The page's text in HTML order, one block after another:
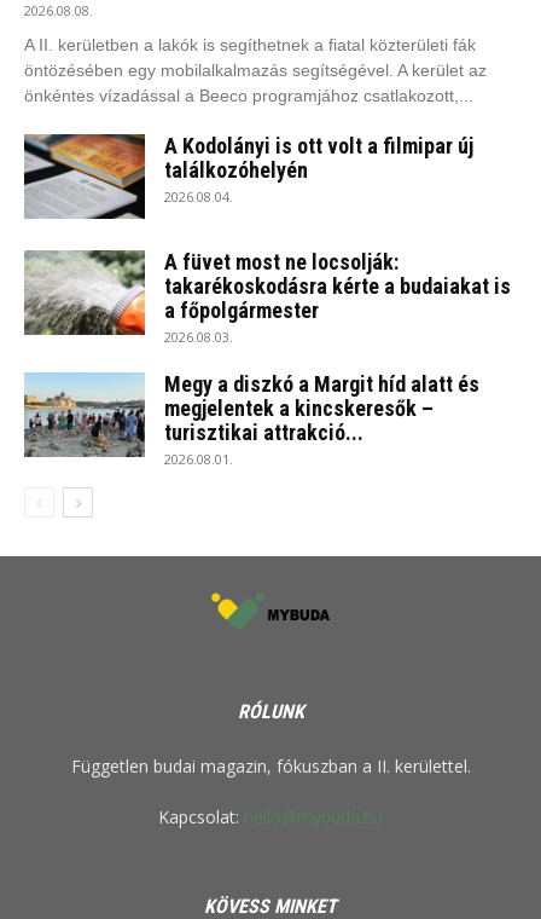
2026.08.08.
A II. kerületben a lakók is segíthetnek a fiatal közterületi fák
öntözésében egy mobilalkalmazás segítségével. A kerület az
önkéntes vízadással a Beeco programjához csatlakozott,...
A Kodolányi is ott volt a filmipar új
találkozóhelyén
2026.08.04.
A füvet most ne locsolják:
takarékoskodásra kérte a budaiakat is
a főpolgármester
2026.08.03.
Megy a diszkó a Margit híd alatt és
megjelentek a kincskeresők –
turisztikai attrakció...
2026.08.01.
RÓLUNK
Független budai magazin, fókuszban a II. kerülettel.
Kapcsolat: hello@mybuda.hu
KÖVESS MINKET